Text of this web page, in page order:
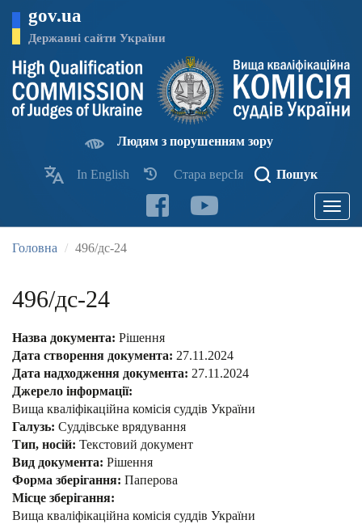
основного
матеріалу
gov.ua
Державні сайти України
Людям з порушенням зору
In English Стара версІя Пошук
Toggle
Головна 496/дс-24
496/дс-24
Назва документа: Рішення
Дата створення документа: 27.11.2024
Дата надходження документа: 27.11.2024
Джерело інформації:
Вища кваліфікаційна комісія суддів України
Галузь: Суддівське врядування
Тип, носій: Текстовий документ
Вид документа: Рішення
Форма зберігання: Паперова
Місце зберігання:
Вища кваліфікаційна комісія суддів України